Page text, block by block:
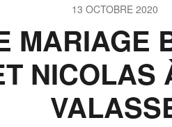
13 OCTOBRE 2020
MARIAGE
NICOLAS